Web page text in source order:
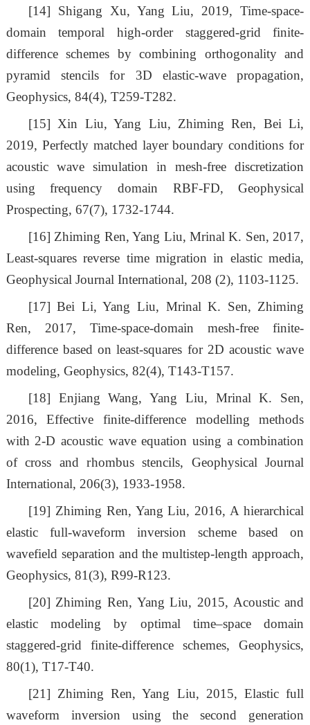
[14] Shigang Xu, Yang Liu, 2019, Time-space-
domain temporal high-order staggered-grid finite-
difference schemes by combining orthogonality and
pyramid stencils for 3D elastic-wave propagation,
Geophysics, 84(4), T259-T282.
[15] Xin Liu, Yang Liu, Zhiming Ren, Bei Li,
2019, Perfectly matched layer boundary conditions for
acoustic wave simulation in mesh-free discretization
using frequency domain RBF-FD, Geophysical
Prospecting, 67(7), 1732-1744.
[16] Zhiming Ren, Yang Liu, Mrinal K. Sen, 2017,
Least-squares reverse time migration in elastic media,
Geophysical Journal International, 208 (2), 1103-1125.
[17]Bei Li, Yang Liu, Mrinal K. Sen, Zhiming
Ren, 2017, Time-space-domain mesh-free finite-
difference based on least-squares for 2D acoustic wave
modeling, Geophysics, 82(4), T143-T157.
[18] Enjiang Wang, Yang Liu, Mrinal K. Sen,
2016, Effective finite-difference modelling methods
with 2-D acoustic wave equation using a combination
of cross and rhombus stencils, Geophysical Journal
International, 206(3), 1933-1958.
[19] Zhiming Ren, Yang Liu, 2016, A hierarchical
elastic full-waveform inversion scheme based on
wavefield separation and the multistep-length approach,
Geophysics, 81(3), R99-R123.
[20] Zhiming Ren, Yang Liu, 2015, Acoustic and
elastic modeling by optimal time–space domain
staggered-grid finite-difference schemes, Geophysics,
80(1), T17-T40.
[21] Zhiming Ren, Yang Liu, 2015, Elastic full
waveform inversion using the second generation